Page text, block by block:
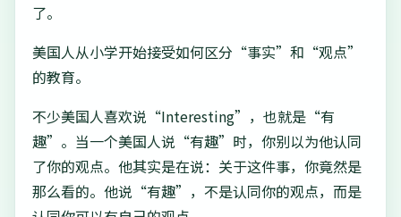
了。
美国人从小学开始接受如何区分“事实”和“观点”
的教育。
不少美国人喜欢说“Interesting”，也就是“有
趣”。当一个美国人说“有趣”时，你别以为他认同
了你的观点。他其实是在说：关于这件事，你竟然是
那么看的。他说“有趣”，不是认同你的观点，而是